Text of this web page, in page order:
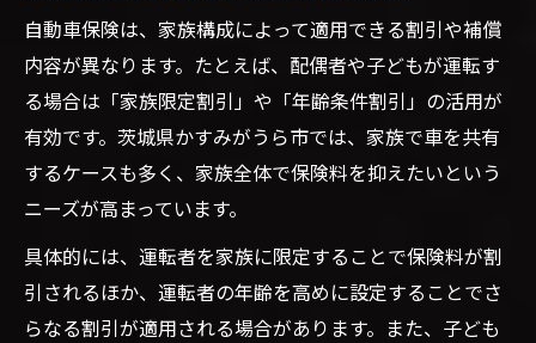
自動車保険は、家族構成によって適用できる割引や補償
内容が異なります。たとえば、配偶者や子どもが運転す
る場合は「家族限定割引」や「年齢条件割引」の活用が
有効です。茨城県かすみがうら市では、家族で車を共有
するケースも多く、家族全体で保険料を抑えたいという
ニーズが高まっています。
具体的には、運転者を家族に限定することで保険料が割
引されるほか、運転者の年齢を高めに設定することでさ
らなる割引が適用される場合があります。また、子ども